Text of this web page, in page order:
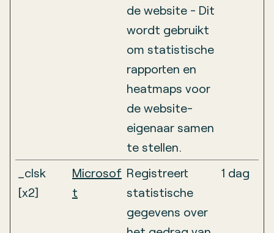
de website - Dit
wordt gebruikt
om statistische
rapporten en
heatmaps voor
de website-
eigenaar samen
te stellen.
_clsk
[x2]
Microsof
t
Registreert
statistische
gegevens over
1 dag